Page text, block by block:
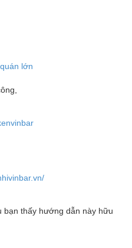
lớn
bạn thấy hướng dẫn này hữu